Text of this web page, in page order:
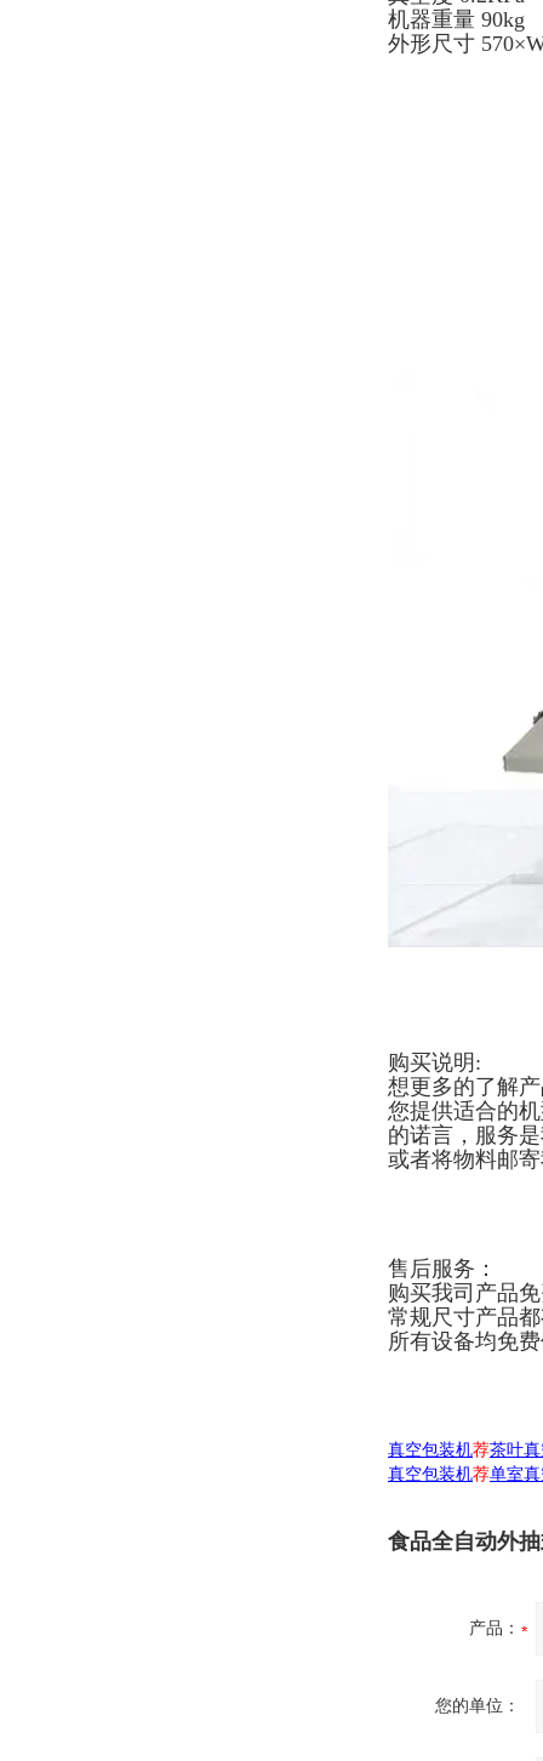
机器重量 90kg
外形尺寸
购买说明:
想更多的了解
您提供适合的
的诺言，服务
或者将物料邮
售后服务：
购买我司产品
常规尺寸产品
所有设备均免
真空包装机荐茶叶
真空包装机荐单室
食品全自动外
产品：
您的单位：